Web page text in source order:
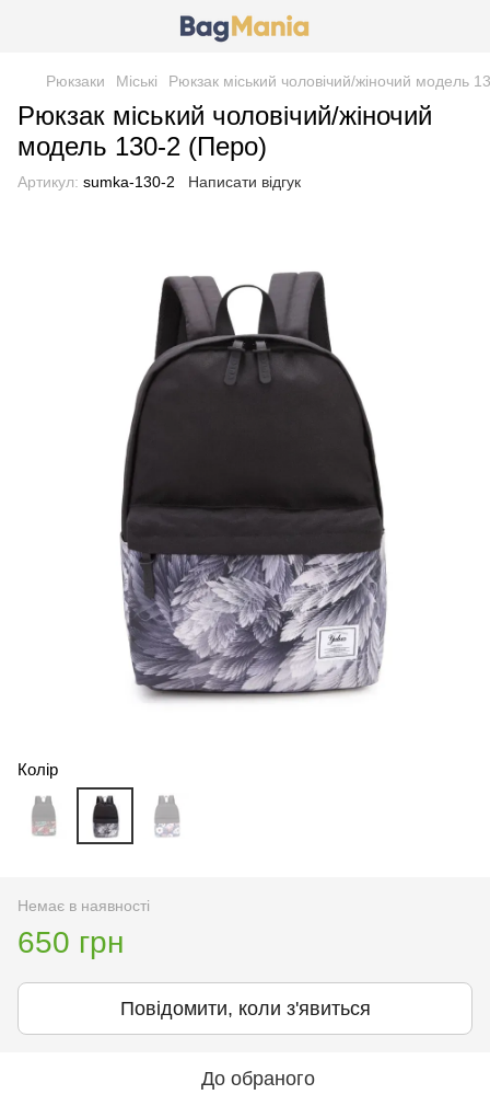
Рюкзаки Міські Рюкзак міський чоловічий/жіночий модель
Рюкзак міський чоловічий/жіночий
модель 130-2 (Перо)
Артикул: sumka-130-2 Написати відгук
Колір
Немає в наявності
650 грн
Повідомити, коли з'явиться
До обраного